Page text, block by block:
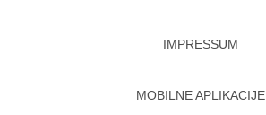
IMPRESSUM
MOBILNE APLIKACIJE